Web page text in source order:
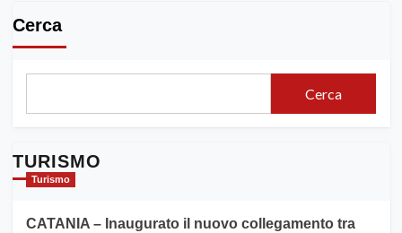
Cerca
Cerca
TURISMO
Turismo
CATANIA – Inaugurato il nuovo collegamento tra